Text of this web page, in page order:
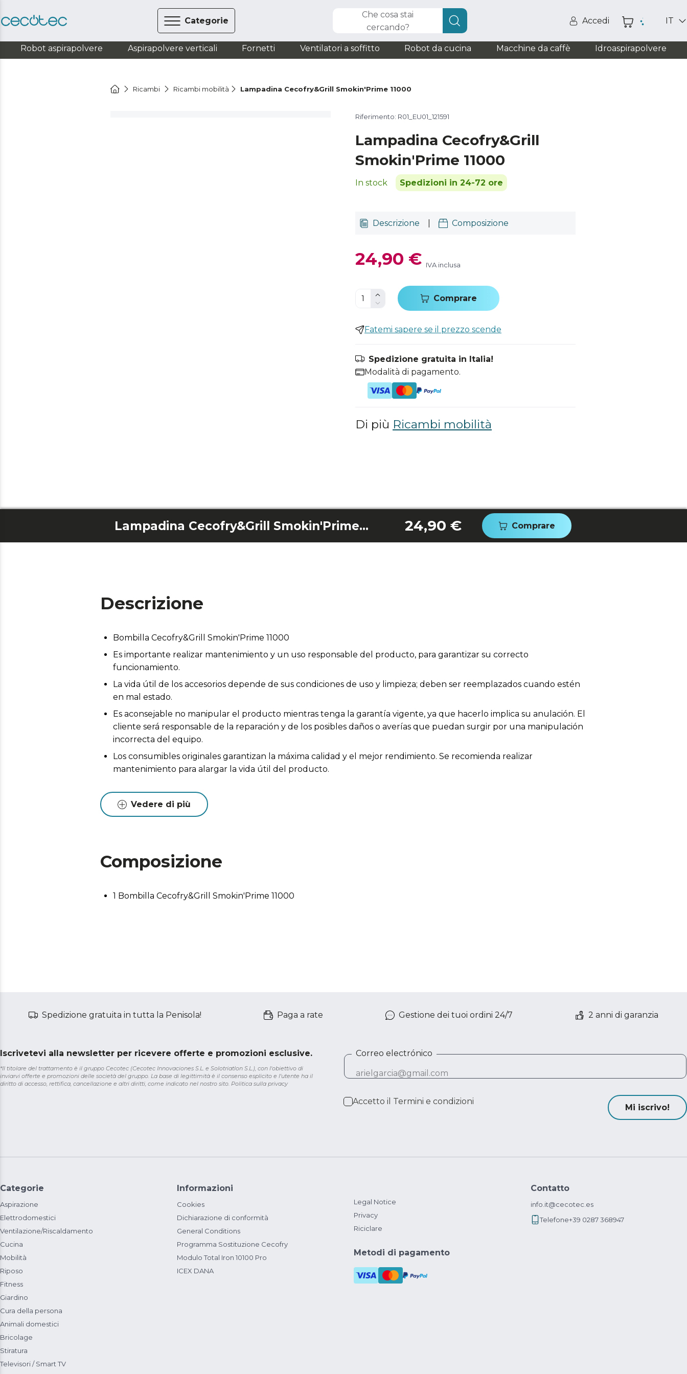
Categorie
Che cosa stai
cercando?
Accedi IT
Robot aspirapolvere Aspirapolvere verticali Fornetti Ventilatori a soffitto Robot da cucina Macchine da caffè Idroaspirapolvere
Ricambi Ricambi mobilità Lampadina Cecofry&Grill Smokin'Prime 11000
Riferimento: R01_EU01_121591
Lampadina Cecofry&Grill
Smokin'Prime 11000
In stock Spedizioni in 24-72 ore
Descrizione Composizione
24,90 € IVA inclusa
Comprare
Fatemi sapere se il prezzo scende
Spedizione gratuita in Italia!
Modalità di pagamento.
Di più Ricambi mobilità
Lampadina Cecofry&Grill Smokin'Prime 11000 24,90 € Comprare
Descrizione
Bombilla Cecofry&Grill Smokin'Prime 11000
Es importante realizar mantenimiento y un uso responsable del producto, para garantizar su correcto
funcionamiento.
La vida útil de los accesorios depende de sus condiciones de uso y limpieza; deben ser reemplazados cuando estén
en mal estado.
Es aconsejable no manipular el producto mientras tenga la garantía vigente, ya que hacerlo implica su anulación. El
cliente será responsable de la reparación y de los posibles daños o averías que puedan surgir por una manipulación
incorrecta del equipo.
Los consumibles originales garantizan la máxima calidad y el mejor rendimiento. Se recomienda realizar
mantenimiento para alargar la vida útil del producto.
Vedere di più
Composizione
1 Bombilla Cecofry&Grill Smokin'Prime 11000
Spedizione gratuita in tutta la Penisola! Paga a rate Gestione dei tuoi ordini 24/7 2 anni di garanzia
Iscrivetevi alla newsletter per ricevere offerte e promozioni esclusive.
*Il titolare del trattamento è il gruppo Cecotec (Cecotec Innovaciones S.L. e Solotriatlon S.L.), con l'obiettivo di
inviarvi offerte e promozioni delle società del gruppo. La base di legittimità è il consenso esplicito e l'utente ha il
diritto di accesso, rettifica, cancellazione e altri diritti, come indicato nel nostro sito. Politica sulla privacy
Correo electrónico
Accetto il Termini e condizioni
Mi iscrivo!
Categorie
Aspirazione
Elettrodomestici
Ventilazione/Riscaldamento
Cucina
Mobilità
Riposo
Fitness
Giardino
Cura della persona
Animali domestici
Bricolage
Stiratura
Televisori / Smart TV
Informazioni
Cookies
Dichiarazione di conformità
General Conditions
Programma Sostituzione Cecofry
Modulo Total Iron 10100 Pro
ICEX DANA
Legal Notice
Privacy
Riciclare
Metodi di pagamento
Contatto
info.it@cecotec.es
Telefone+39 0287 368947